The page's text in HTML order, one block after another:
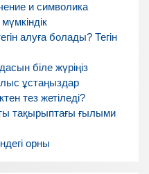
и символика
алуға болады? Тегін
біле жүріңіз
ұстаңыздар
тез жетіледі?
тақырыптағы ғылыми
орны